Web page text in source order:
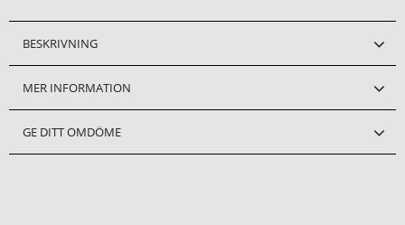
BESKRIVNING
MER INFORMATION
GE DITT OMDÖME